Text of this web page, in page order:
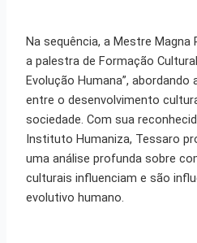
Na sequência, a Mestre Magna
a palestra de Formação
Evolução Humana”,
entre o desenvolvimento
sociedade. Com sua
Instituto Humaniza, Tessaro
uma análise profunda sobre
culturais influenciam e são
evolutivo humano.